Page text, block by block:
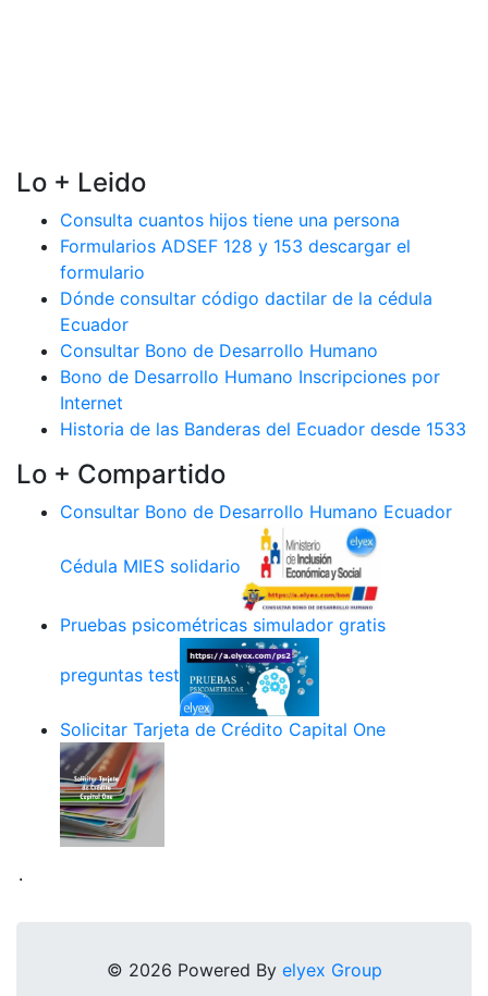
Lo + Leido
Consulta cuantos hijos tiene una persona
Formularios ADSEF 128 y 153 descargar el
formulario
Dónde consultar código dactilar de la cédula
Ecuador
Consultar Bono de Desarrollo Humano
Bono de Desarrollo Humano Inscripciones por
Internet
Historia de las Banderas del Ecuador desde 1533
Lo + Compartido
Consultar Bono de Desarrollo Humano Ecuador
Cédula MIES solidario
Pruebas psicométricas simulador gratis
preguntas test
Solicitar Tarjeta de Crédito Capital One
.
© 2026 Powered By elyex Group